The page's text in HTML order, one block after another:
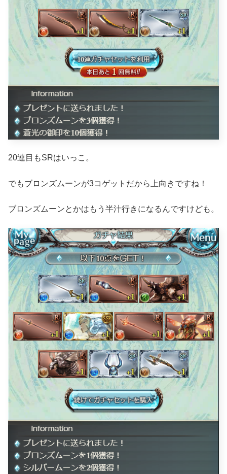
20連目もSRはいっこ。
でもブロンズムーンが3コゲットだから上向きですね！
ブロンズムーンとかはもう半汁行きになるんですけども。